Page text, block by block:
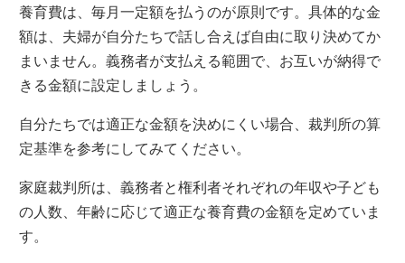
養育費は、毎月一定額を払うのが原則です。具体的な金
額は、夫婦が自分たちで話し合えば自由に取り決めてか
まいません。義務者が支払える範囲で、お互いが納得で
きる金額に設定しましょう。
自分たちでは適正な金額を決めにくい場合、裁判所の算
定基準を参考にしてみてください。
家庭裁判所は、義務者と権利者それぞれの年収や子ども
の人数、年齢に応じて適正な養育費の金額を定めていま
す。